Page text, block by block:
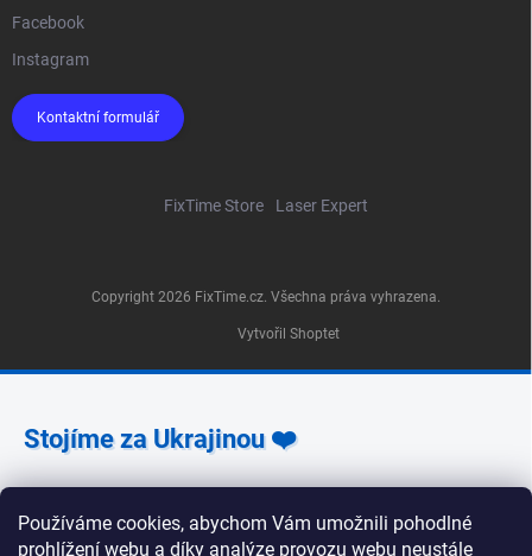
Používáme cookies, abychom Vám umožnili pohodlné
prohlížení webu a díky analýze provozu webu neustále
Facebook
Instagram
Kontaktní formulář
FixTime Store Laser Expert
Vytvořil Shoptet
Copyright 2026 FixTime.cz . Všechna práva vyhrazena.
Stojíme za Ukrajinou ❤️
Jak a čím pomoci »